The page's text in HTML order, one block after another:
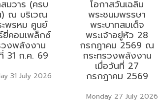
วาร (ครบ
ณ บริเวณ
พรหม ศูนย์
ยี่คอมเพล็กซ์
วงพลังงาน
31 ก.ค. 69
31 July 2026
โอกาสวันเฉลิม
พระชนมพรรษา
พระบาทสมเด็จ
พระเจ้าอยู่หัว 28
กรกฎาคม 2569 ณ
กระทรวงพลังงาน
เมื่อวันที่ 27
กรกฎาคม 2569
Monday 27 July 2026